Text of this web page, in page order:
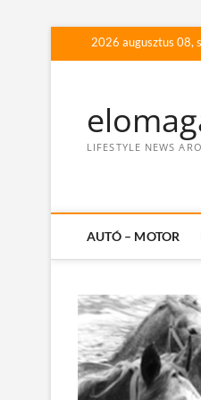
2026 augusztus 08,
LIFESTYLE NEWS
AUTÓ – MOTOR